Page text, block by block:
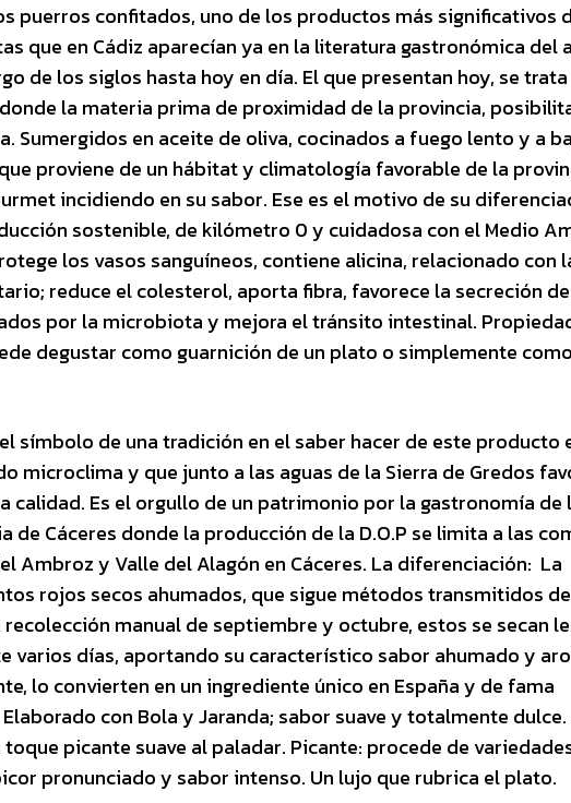
puerros confitados, uno de los productos más significativos
que en Cádiz aparecían ya en la literatura gastronómica del
de los siglos hasta hoy en día. El que presentan hoy, se trata
la materia prima de proximidad de la provincia,
Sumergidos en aceite de oliva, cocinados a fuego lento y a
proviene de un hábitat y climatología favorable de la
incidiendo en su sabor. Ese es el motivo de su
sostenible, de kilómetro 0 y cuidadosa con el Medio
los vasos sanguíneos, contiene alicina, relacionado con
reduce el colesterol, aporta fibra, favorece la secreción
por la microbiota y mejora el tránsito intestinal.
degustar como guarnición de un plato o simplemente
el símbolo de una tradición en el saber hacer de este producto
microclima y que junto a las aguas de la Sierra de Gredos
Es el orgullo de un patrimonio por la gastronomía de
de Cáceres donde la producción de la D.O.P se limita a las
Ambroz y Valle del Alagón en Cáceres. La diferenciación: La
rojos secos ahumados, que sigue métodos transmitidos de
recolección manual de septiembre y octubre, estos se secan
varios días, aportando su característico sabor ahumado y
lo convierten en un ingrediente único en España y de fama
con Bola y Jaranda; sabor suave y totalmente
picante suave al paladar. Picante: procede de
pronunciado y sabor intenso. Un lujo que rubrica el plato.